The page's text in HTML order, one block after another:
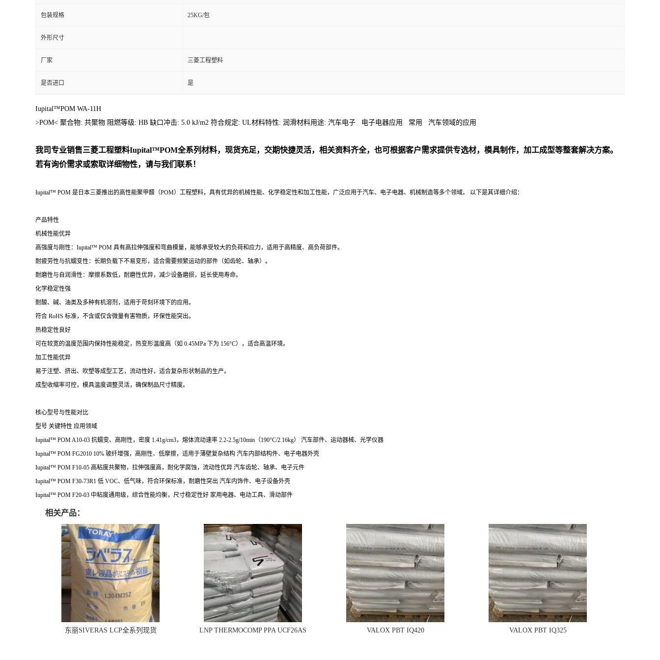
包装规格 25KG/包
外形尺寸
厂家 三菱工程塑料
是否进口 是
Iupital™POM WA-11H
>POM< 聚合物: 共聚物 阻燃等级: HB 缺口冲击: 5.0 kJ/m2 符合规定: UL材料特性: 润滑材料用途: 汽车电子 电子电器应用 常用 汽车领域的应用
我司专业销售三菱工程塑料Iupital™POM全系列材料，现货充足，交期快捷灵活，相关资料齐全， 也可根据客户需求提供专选材，模具制作，加工成型等整套解决方案。
若有询价需求或索取详细物性，请与我们联系！
Iupital™ POM 是日本三菱推出的高性能聚甲醛（POM）工程塑料，具有优异的机械性能、化学稳定性和加工性能，广泛应用于汽车、电子电器、机械制造等多个领域。 以下是其详细介绍：
产品特性
机械性能优异
高强度与刚性：Iupital™ POM 具有高拉伸强度和弯曲模量，能够承受较大的负荷和应力，适用于高精度、高负荷部件。
耐疲劳性与抗蠕变性：长期负载下不易变形，适合需要频繁运动的部件（如齿轮、轴承）。
耐磨性与自润滑性：摩擦系数低，耐磨性优异，减少设备磨损，延长使用寿命。
化学稳定性强
耐酸、碱、油类及多种有机溶剂，适用于苛刻环境下的应用。
符合 RoHS 标准，不含或仅含微量有害物质，环保性能突出。
热稳定性良好
可在较宽的温度范围内保持性能稳定，热变形温度高（如 0.45MPa 下为 156°C），适合高温环境。
加工性能优异
易于注塑、挤出、吹塑等成型工艺，流动性好，适合复杂形状制品的生产。
成型收缩率可控，模具温度调整灵活，确保制品尺寸精度。
核心型号与性能对比
型号 关键特性 应用领域
Iupital™ POM A10-03 抗蠕变、高刚性，密度 1.41g/cm3，熔体流动速率 2.2-2.5g/10min（190°C/2.16kg）
汽车部件、运动器械、光学仪器
Iupital™ POM FG2010 10% 玻纤增强，高刚性、低摩擦，适用于薄壁复杂结构 汽车内部结构件、电子电器外壳
Iupital™ POM F10-05 高粘度共聚物，拉伸强度高，耐化学腐蚀，流动性优异 汽车齿轮、轴承、电子元件
Iupital™ POM F30-73R1 低 VOC、低气味，符合环保标准，耐磨性突出 汽车内饰件、电子设备外壳
Iupital™ POM F20-03 中粘度通用级，综合性能均衡，尺寸稳定性好 家用电器、电动工具、滑动部件
相关产品：
东丽SIVERAS LCP全系列现货 LNP THERMOCOMP PPA UCF26AS VALOX PBT IQ420 VALOX PBT IQ325